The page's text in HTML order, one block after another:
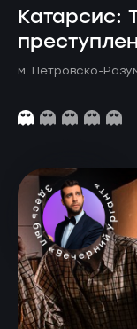
Катарсис:
м. Петровско-